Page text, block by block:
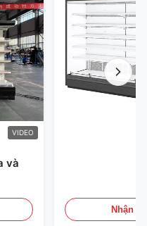
VIDEO
và
Nhận